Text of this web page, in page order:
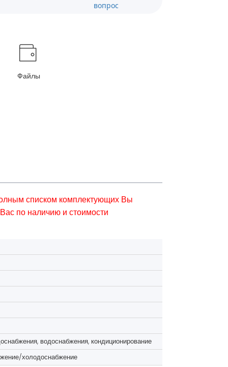
вопрос
Файлы
списком комплектующих Вы
по наличию и стоимости
водоснабжения, кондиционирование
холодоснабжение